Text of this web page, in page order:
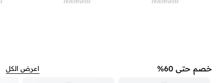
خصم حتى 60% اعرض الكل